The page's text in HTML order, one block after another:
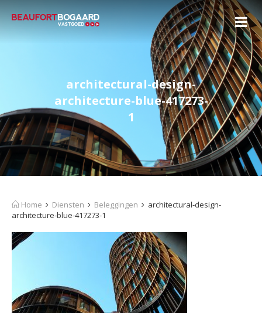
architectural-design-
architecture-blue-417273-
1
Home Diensten Beleggingen
architectural-design-
architecture-blue-417273-1